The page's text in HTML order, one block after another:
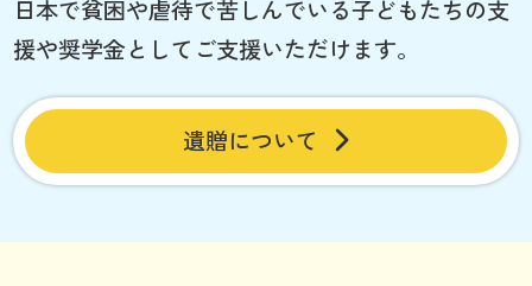
日本で貧困や虐待で苦しんでいる子どもたちの支
援や奨学金としてご支援いただけます。
遺贈について